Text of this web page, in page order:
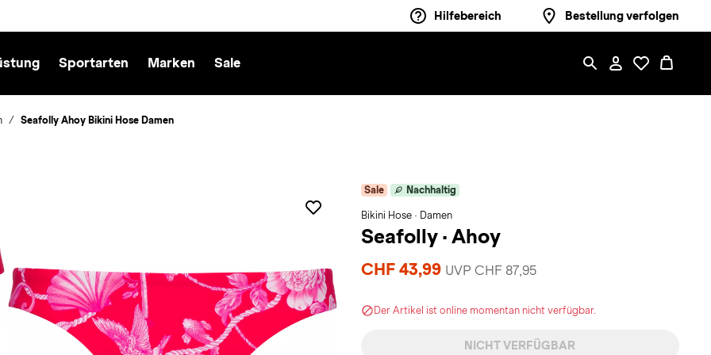
Hilfebereich Bestellung verfolgen
Sportarten Marken Sale
Seafolly Ahoy Bikini Hose Damen
Sale Nachhaltig
Bikini Hose · Damen
Seafolly · Ahoy
CHF 43,99 UVP CHF 87,95
Der Artikel ist online momentan nicht verfügbar.
NICHT VERFÜGBAR